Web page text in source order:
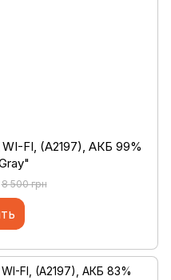
WI-FI, (A2197), АКБ 99%
8 500 грн